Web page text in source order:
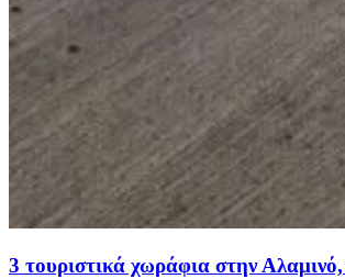
3 τουριστικά χωράφια στην